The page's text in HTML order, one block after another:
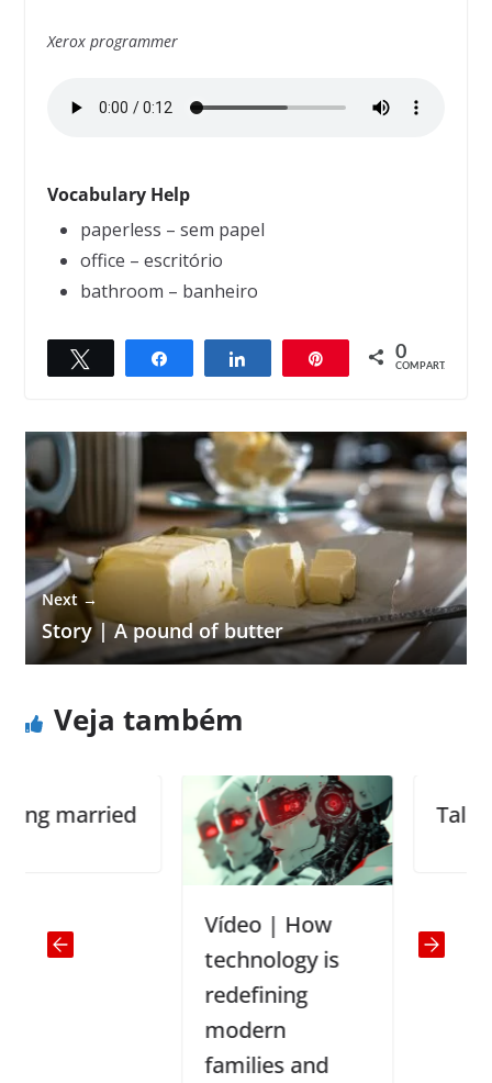
Xerox programmer
Vocabulary Help
paperless – sem papel
office – escritório
bathroom – banheiro
Compartilhar Compartilhar 0
COMPART.
← Previous
Next →
Story | A pound of butter
Veja também
Vídeo | How
technology is
redefining
modern
families and
Talking